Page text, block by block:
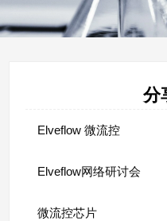
分
Elveflow 微流控
Elveflow网络研讨会
微流控芯片